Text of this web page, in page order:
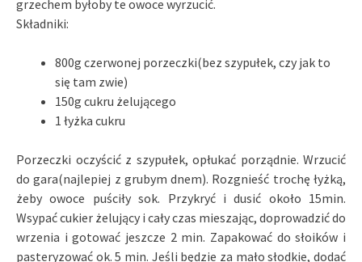
grzechem byłoby te owoce wyrzucić.
Składniki:
800g czerwonej porzeczki(bez szypułek, czy jak to
się tam zwie)
150g cukru żelującego
1 łyżka cukru
Porzeczki oczyścić z szypułek, opłukać porządnie. Wrzucić
do gara(najlepiej z grubym dnem). Rozgnieść trochę łyżką,
żeby owoce puściły sok. Przykryć i dusić około 15min.
Wsypać cukier żelujący i cały czas mieszając, doprowadzić do
wrzenia i gotować jeszcze 2 min. Zapakować do słoików i
pasteryzować ok. 5 min. Jeśli będzie za mało słodkie, dodać